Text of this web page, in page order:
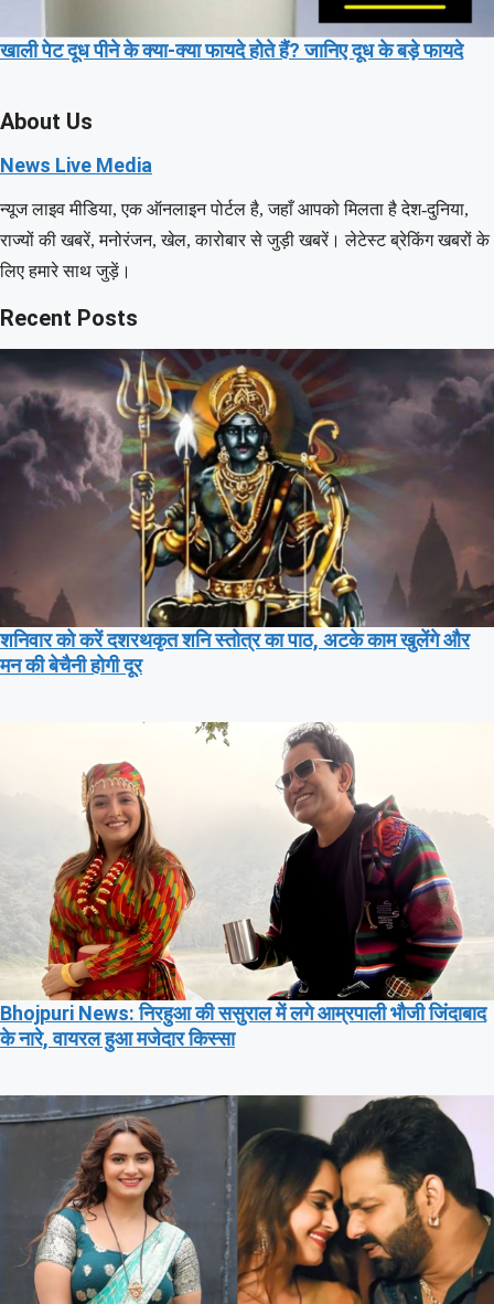
खाली पेट दूध पीने के क्या-क्या फायदे होते हैं? जानिए दूध के बड़े फायदे
About Us
News Live Media
न्यूज लाइव मीडिया, एक ऑनलाइन पोर्टल है, जहाँ आपको मिलता है देश-दुनिया,
राज्यों की खबरें, मनोरंजन, खेल, कारोबार से जुड़ी खबरें। लेटेस्ट ब्रेकिंग खबरों के
लिए हमारे साथ जुड़ें।
Recent Posts
शनिवार को करें दशरथकृत शनि स्तोत्र का पाठ, अटके काम खुलेंगे और
मन की बेचैनी होगी दूर
Bhojpuri News: निरहुआ की ससुराल में लगे आम्रपाली भौजी जिंदाबाद
के नारे, वायरल हुआ मजेदार किस्सा